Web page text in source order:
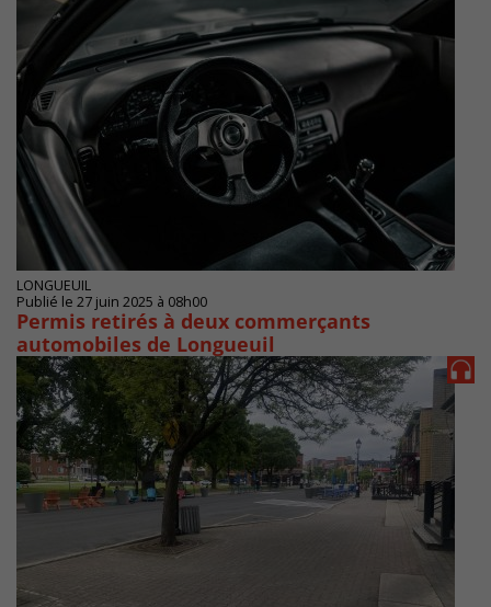
LONGUEUIL
Publié le 27 juin 2025 à 08h00
Permis retirés à deux commerçants
automobiles de Longueuil